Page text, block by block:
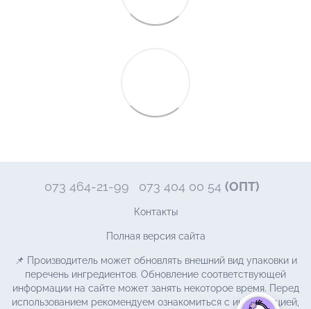
073 464-21-99 073 404 00 54 (ОПТ)
Контакты
Полная версия сайта
📌 Производитель может обновлять внешний вид упаковки и
перечень ингредиентов. Обновление соответствующей
информации на сайте может занять некоторое время. Перед
использованием рекомендуем ознакомиться с информацией,